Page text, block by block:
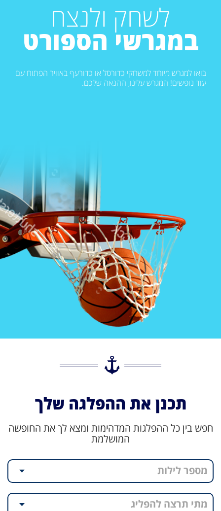
לשחק ולנצח
במגרשי הספורט
בואו למגרש מיוחד למשחקי כדורסל או כדורעף באוויר הפתוח עם
עוד נופשים! המגרש עלינו, ההנאה שלכם.
תכנן את ההפלגה שלך
חפש בין כל ההפלגות המדהימות ומצא לך את החופשה
המושלמת
מספר לילות
מתי תרצה להפליג